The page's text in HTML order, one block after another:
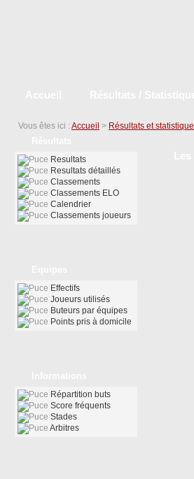
Vous êtes ici : Accueil > Résultats et statistique
Resultats
Resultats détaillés
Classements
Classements ELO
Calendrier
Classements joueurs
Effectifs
Joueurs utilisés
Buteurs par équipes
Points pris à domicile
Répartition buts
Score fréquents
Stades
Arbitres